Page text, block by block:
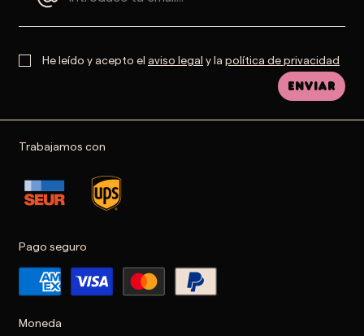
He leído y acepto el aviso legal y la política de privacidad
Enviar
Trabajamos con
Pago seguro
Moneda